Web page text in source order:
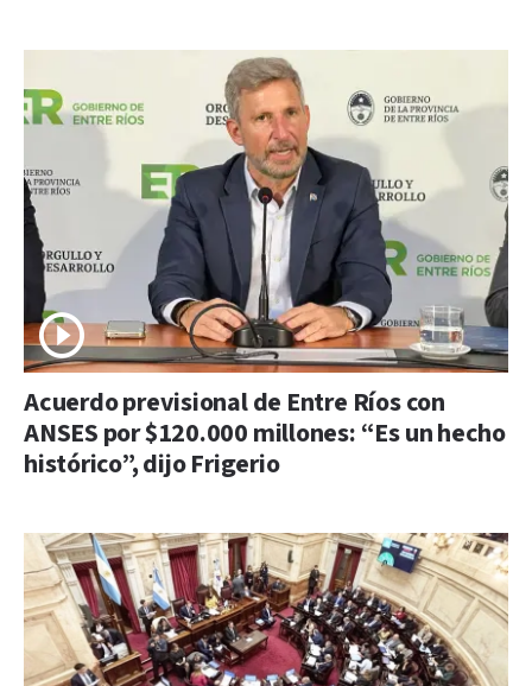
Acuerdo previsional de Entre Ríos con
ANSES por $120.000 millones: “Es un hecho
histórico”, dijo Frigerio